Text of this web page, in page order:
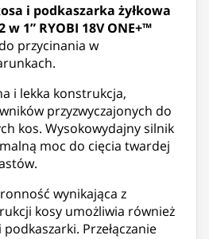
i podkaszarka żyłkowa
w 1” RYOBI 18V ONE+™
przycinania w
i lekka konstrukcja,
przyzwyczajonych do
kos. Wysokowydajny silnik
moc do cięcia twardej
wynikająca z
kosy umożliwia również
Przełączanie